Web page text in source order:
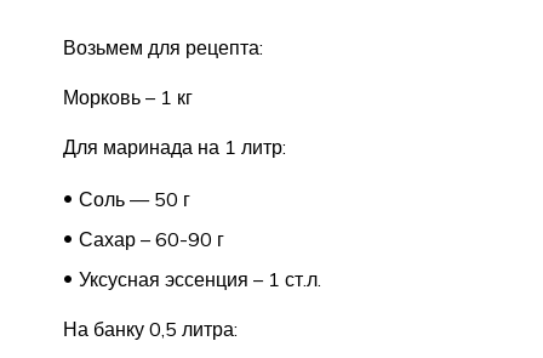
Возьмем для рецепта:
Морковь – 1 кг
Для маринада на 1 литр:
Соль — 50 г
Сахар – 60-90 г
Уксусная эссенция – 1 ст.л.
На банку 0,5 литра: